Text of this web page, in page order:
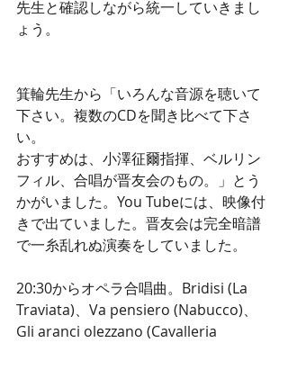
先生と確認しながら統一していきまし
ょう。
箕輪先生から「いろんな音源を聴いて
下さい。複数のCDを聞き比べて下さ
い。
おすすめは、小澤征爾指揮、ベルリン
フィル、合唱が晋友会のもの。」とう
かがいました。You Tubeには、映像付
きで出ていました。晋友会は完全暗譜
で一糸乱れぬ演奏をしていました。
20:30からオペラ合唱曲。Bridisi (La
Traviata)、Va pensiero (Nabucco)、
Gli aranci olezzano (Cavalleria